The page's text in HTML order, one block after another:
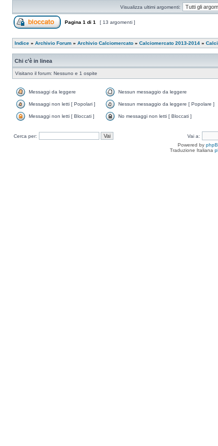
Visualizza ultimi argomenti:
Pagina 1 di 1 [ 13 argomenti ]
Indice » Archivio Forum » Archivio Calciomercato » Calciomercato 2013-2014 »
Chi c’è in linea
Visitano il forum: Nessuno e 1 ospite
Messaggi da leggere Nessun messaggio da leggere
Messaggi non letti [ Popolari ] Nessun messaggio da leggere [ Popolare ]
Messaggi non letti [ Bloccati ] No messaggi non letti [ Bloccati ]
Cerca per:
Vai a:
Powered by
Traduzione Italiana